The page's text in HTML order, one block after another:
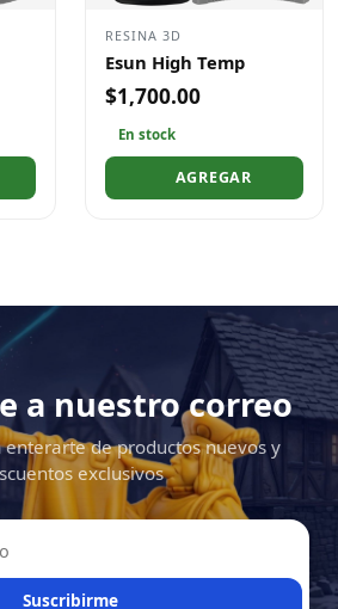
RESINA 3D
Esun High Temp
$1,700.00
En stock
AGREGAR
a nuestro correo
enterarte de productos nuevos y
exclusivos
Suscribirme